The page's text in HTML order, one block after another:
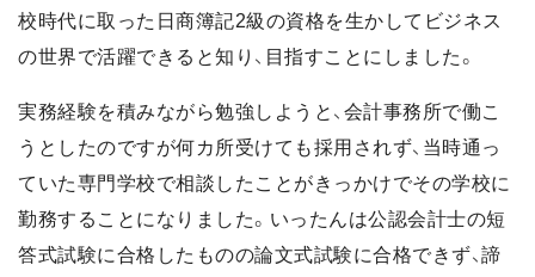
校時代に取った日商簿記2級の資格を生かしてビジネス
の世界で活躍できると知り、目指すことにしました。
実務経験を積みながら勉強しようと、会計事務所で働こ
うとしたのですが何カ所受けても採用されず、当時通っ
ていた専門学校で相談したことがきっかけでその学校に
勤務することになりました。いったんは公認会計士の短
答式試験に合格したものの論文式試験に合格できず、諦